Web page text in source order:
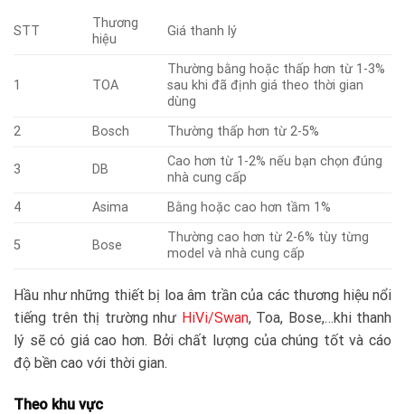
STT
Thương
hiệu
Giá thanh lý
1 TOA
Thường bằng hoặc thấp hơn từ 1-3%
sau khi đã định giá theo thời gian
dùng
2
Bosch Thường thấp hơn từ 2-5%
3 DB
Cao hơn từ 1-2% nếu bạn chọn đúng
nhà cung cấp
4
Asima Bằng hoặc cao hơn tầm 1%
5 Bose
Thường cao hơn từ 2-6% tùy từng
model và nhà cung cấp
Hầu như những thiết bị loa âm trần của các thương hiệu nổi
tiếng trên thị trường như HiVi/Swan, Toa, Bose,…khi thanh
lý sẽ có giá cao hơn. Bởi chất lượng của chúng tốt và cáo
độ bền cao với thời gian.
Theo khu vực